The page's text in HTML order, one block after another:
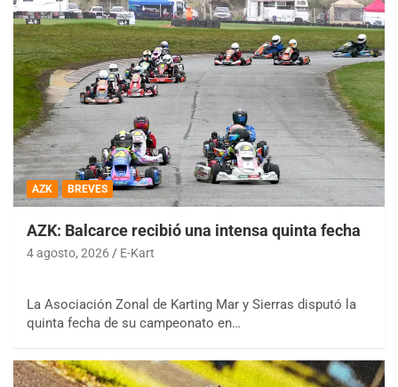
AZK BREVES
AZK: Balcarce recibió una intensa quinta fecha
4 agosto, 2026 E-Kart
La Asociación Zonal de Karting Mar y Sierras disputó la
quinta fecha de su campeonato en…